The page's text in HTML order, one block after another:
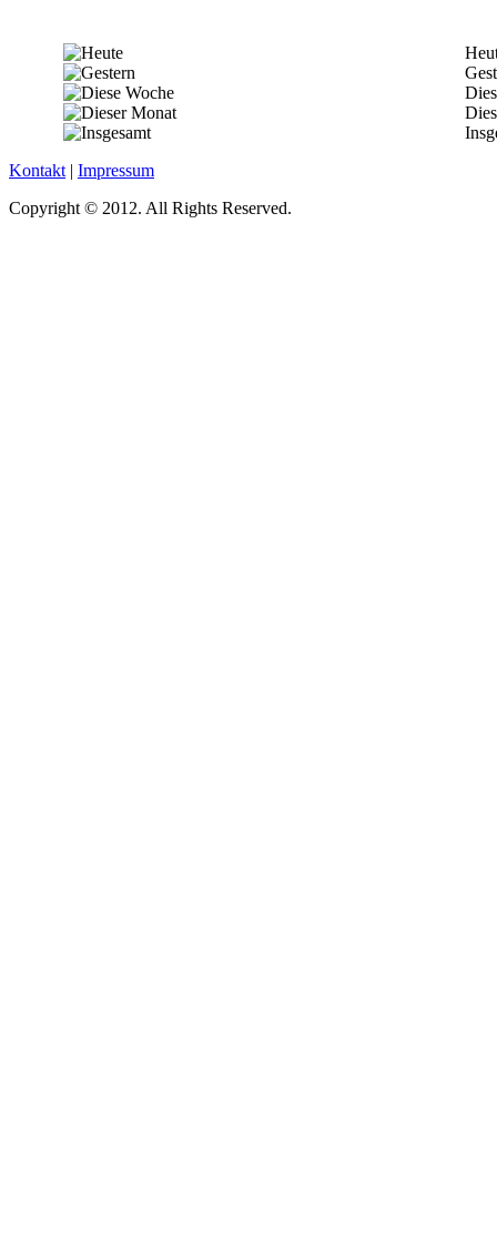
Kontakt | Impressum
Copyright © 2012. All Rights Reserved.